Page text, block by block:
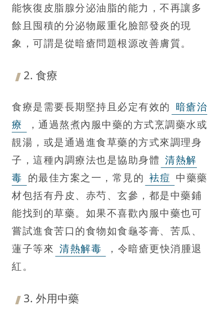
能恢復皮脂腺分泌油脂的能力，不再讓多
餘且囤積的分泌物嚴重化臉部發炎的現
象，可謂是從暗瘡問題根源改善膚質。
2. 食療
食療是需要長期堅持且必定有效的 暗瘡治
療
，通過熬煮內服中藥的方式烹調藥水或
靚湯，或是通過進食草藥的方式來調理身
子，這種內調療法也是協助身體 清熱解
毒 的最佳方案之一，常見的 袪痘 中藥藥
材包括有丹皮、赤芍、玄參，都是中藥鋪
能找到的草藥。如果不喜歡內服中藥也可
嘗試進食苦口的食物如食龜苓膏、苦瓜、
蓮子等來 清熱解毒
，令暗瘡更快消腫退
紅。
3. 外用中藥